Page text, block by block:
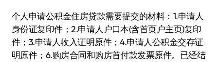
个人申请公积金住房贷款需要提交的材料：1.申请人
身份证复印件；2.申请人户口本(含首页户主页)复印
件；3.申请人收入证明原件；4.申请人公积金交存证
明原件；6.购房合同和购房首付款发票原件。已经结